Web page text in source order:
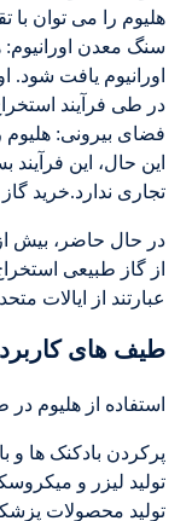
هلیوم را می توان با
سنگ معدن
اورانیوم یافت
در طی فرآیند
فضای بیرونی: هلیوم
این حال، این
تجاری ندارد.خرید
از گاز طبیعی
عبارتند از ایالات
طیف های کاربرد
استفاده از هلیوم
پرکردن بادکنک ها و
تولید لیزر و
تولید محصولات